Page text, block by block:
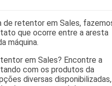
de retentor em Sales,
que ocorre entre a aresta
máquina.
em Sales? Encontre a
com os produtos da
diversas disponibilizadas,